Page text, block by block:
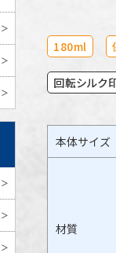
180ml
回転シルク
本体サイズ
材質